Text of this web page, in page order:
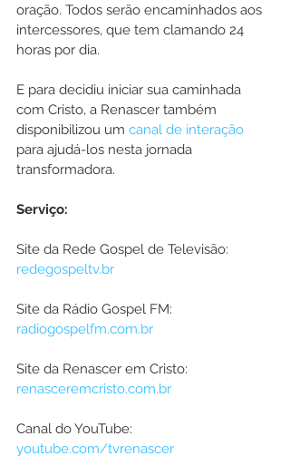
oração. Todos serão encaminhados aos
intercessores, que tem clamando 24
horas por dia.
E para decidiu iniciar sua caminhada
com Cristo, a Renascer também
disponibilizou um canal de interação
para ajudá-los nesta jornada
transformadora.
Serviço:
Site da Rede Gospel de Televisão:
redegospeltv.br
Site da Rádio Gospel FM:
radiogospelfm.com.br
Site da Renascer em Cristo:
renasceremcristo.com.br
Canal do YouTube:
youtube.com/tvrenascer